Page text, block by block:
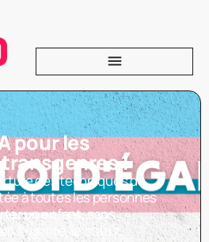
pour les
!
des techniques de
à toutes les personnes
un enfant, sans
le genre, le statut